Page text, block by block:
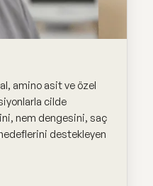
amino asit ve özel
cilde
nem dengesini, saç
hedeflerini destekleyen